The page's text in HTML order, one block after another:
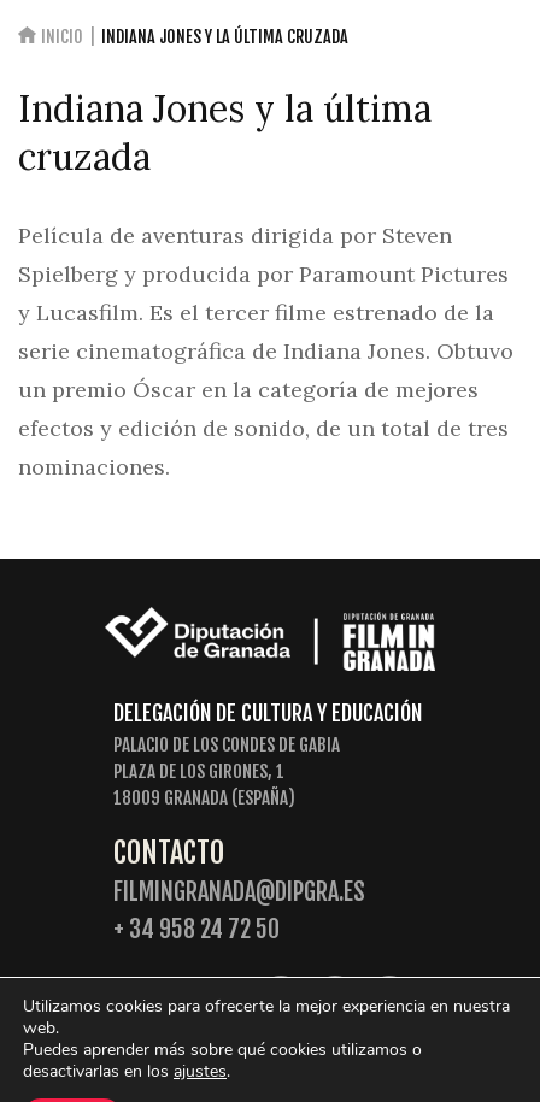
INICIO INDIANA JONES Y LA ÚLTIMA CRUZADA
Indiana Jones y la última
cruzada
Película de aventuras dirigida por Steven
Spielberg y producida por Paramount Pictures
y Lucasfilm. Es el tercer filme estrenado de la
serie cinematográfica de Indiana Jones. Obtuvo
un premio Óscar en la categoría de mejores
efectos y edición de sonido, de un total de tres
nominaciones.
DELEGACIÓN DE CULTURA Y EDUCACIÓN
PALACIO DE LOS CONDES DE GABIA
PLAZA DE LOS GIRONES, 1
18009 GRANADA (ESPAÑA)
CONTACTO
FILMINGRANADA@DIPGRA.ES
+ 34 958 24 72 50
SIGUENOS:
© 2026 Film in Granada. Algunos derechos reservados.
Utilizamos cookies para ofrecerte la mejor experiencia en nuestra
web.
Puedes aprender más sobre qué cookies utilizamos o
desactivarlas en los ajustes.